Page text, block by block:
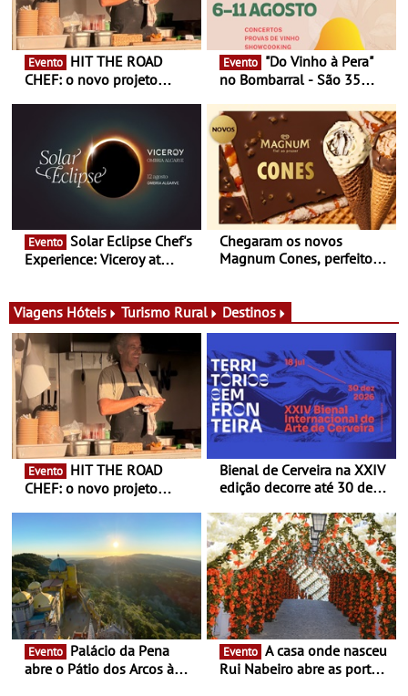
Evento
CHEF: o novo projeto
conceito gastronómico
itinerante que percorre
Portugal
Evento
no Bombarral - São 35
prova e seis dias de
experiências
Evento
Experience: Viceroy at
exclusiva
Chegaram os novos
Magnum Cones, perfeitos
Viagens Hóteis Turismo Rural Destinos
Evento
CHEF: o novo projeto
Queiroz Ribeiro - Um novo
conceito gastronómico
itinerante que percorre
Portugal
Bienal de Cerveira na XXIV
edição decorre até 30 de
enquanto “Territórios sem
Fronteira”
Evento
abre o Pátio dos Arcos à
Evento
Rui Nabeiro abre as portas